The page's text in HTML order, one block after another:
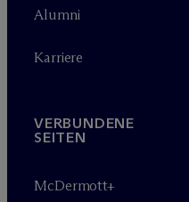
Alumni
Karriere
VERBUNDENE
SEITEN
McDermott+